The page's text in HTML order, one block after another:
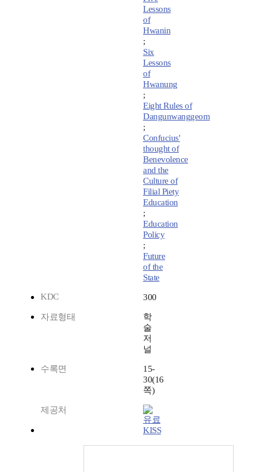
Lessons
of
Hwanin
;
Six
Lessons
of
Hwanung
;
Eight Rules of
Dangunwanggeom
;
Confucius'
thought of
Benevolence
and the
Culture of
Filial Piety
Education
;
Education
Policy
;
Future
of the
State
KDC
300
자료형태
학
술
저
널
수록면
15-
30(16
쪽)
제공처
KISS